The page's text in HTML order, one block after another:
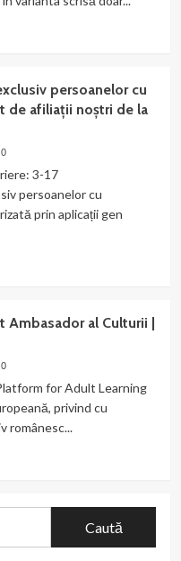
persoanelor cu
de afiliaţii noştri de la
0
3-17
persoanelor cu
prin aplicații gen
Ambasador al Culturii |
0
for Adult Learning
privind cu
românesc...